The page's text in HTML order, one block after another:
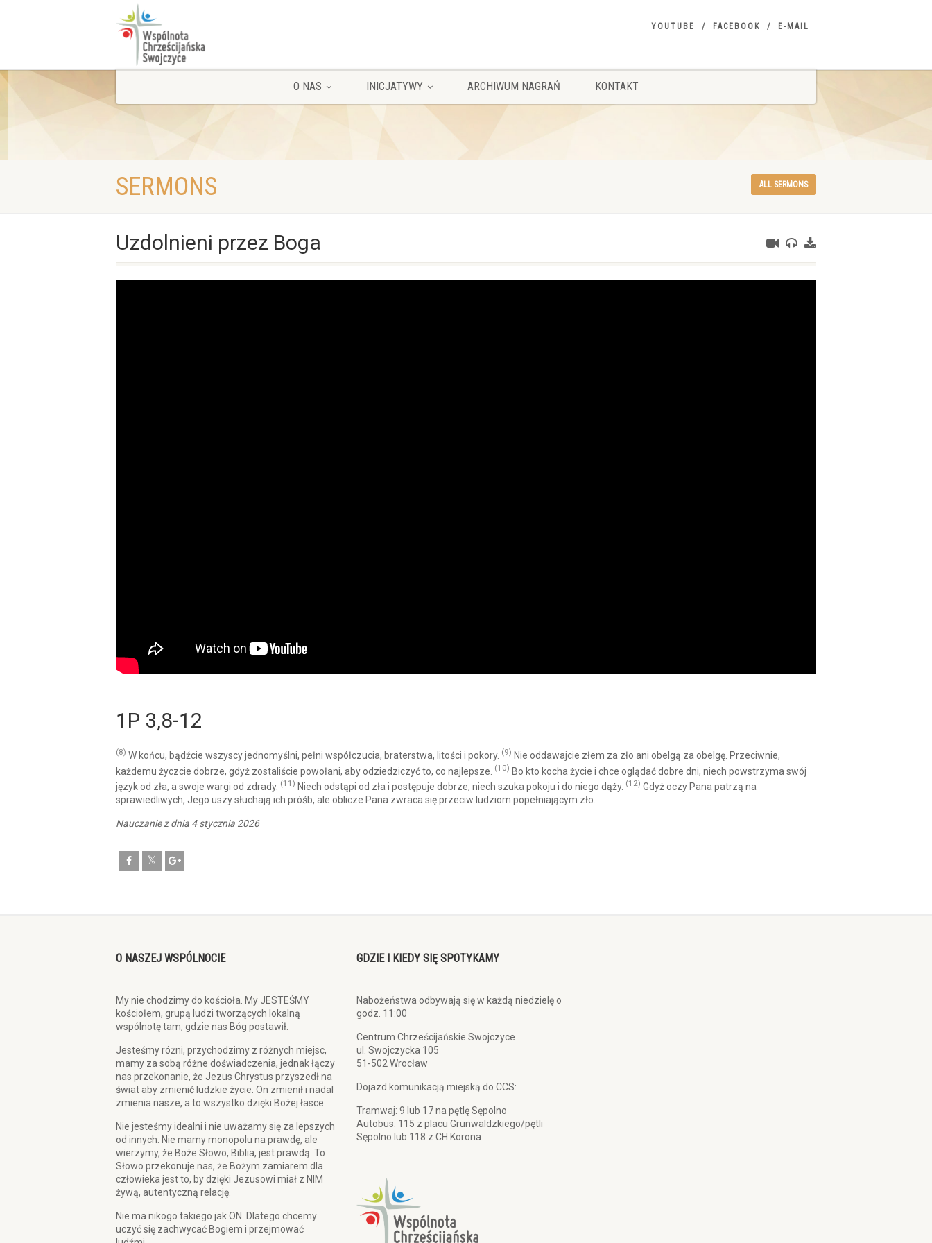
YOUTUBE FACEBOOK E-MAIL
O NAS INICJATYWY ARCHIWUM NAGRAŃ KONTAKT
SERMONS ALL SERMONS
Uzdolnieni przez Boga
1P 3,8-12
(8) W końcu, bądźcie wszyscy jednomyślni, pełni współczucia, braterstwa, litości i pokory. (9) Nie oddawajcie złem za zło ani obelgą za obelgę. Przeciwnie,
każdemu życzcie dobrze, gdyż zostaliście powołani, aby odziedziczyć to, co najlepsze. (10) Bo kto kocha życie i chce oglądać dobre dni, niech powstrzyma swój
język od zła, a swoje wargi od zdrady. (11) Niech odstąpi od zła i postępuje dobrze, niech szuka pokoju i do niego dąży. (12) Gdyż oczy Pana patrzą na
sprawiedliwych, Jego uszy słuchają ich próśb, ale oblicze Pana zwraca się przeciw ludziom popełniającym zło.
Nauczanie z dnia 4 stycznia 2026
O NASZEJ WSPÓLNOCIE
My nie chodzimy do kościoła. My JESTEŚMY
kościołem, grupą ludzi tworzących lokalną
wspólnotę tam, gdzie nas Bóg postawił.
Jesteśmy różni, przychodzimy z różnych miejsc,
mamy za sobą różne doświadczenia, jednak łączy
nas przekonanie, że Jezus Chrystus przyszedł na
świat aby zmienić ludzkie życie. On zmienił i nadal
zmienia nasze, a to wszystko dzięki Bożej łasce.
Nie jesteśmy idealni i nie uważamy się za lepszych
od innych. Nie mamy monopolu na prawdę, ale
wierzymy, że Boże Słowo, Biblia, jest prawdą. To
Słowo przekonuje nas, że Bożym zamiarem dla
człowieka jest to, by dzięki Jezusowi miał z NIM
żywą, autentyczną relację.
Nie ma nikogo takiego jak ON. Dlatego chcemy
uczyć się zachwycać Bogiem i przejmować
GDZIE I KIEDY SIĘ SPOTYKAMY
Nabożeństwa odbywają się w każdą niedzielę o
godz. 11:00
Centrum Chrześcijańskie Swojczyce
ul. Swojczycka 105
51-502 Wrocław
Dojazd komunikacją miejską do CCS:
Tramwaj: 9 lub 17 na pętlę Sępolno
Autobus: 115 z placu Grunwaldzkiego/pętli
Sępolno lub 118 z CH Korona